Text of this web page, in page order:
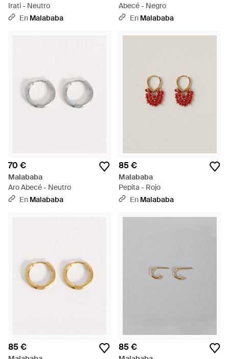
Irati - Neutro
En Malababa
Abecé - Negro
En Malababa
70 €
Malababa
Aro Abecé - Neutro
En Malababa
85 €
Malababa
Pepita - Rojo
En Malababa
85 € 85 €